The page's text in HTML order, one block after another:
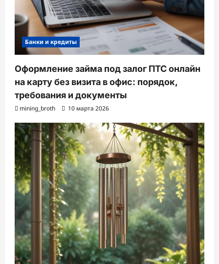
Банки и кредиты
Оформление займа под залог ПТС онлайн
на карту без визита в офис: порядок,
требования и документы
mining_broth 10 марта 2026